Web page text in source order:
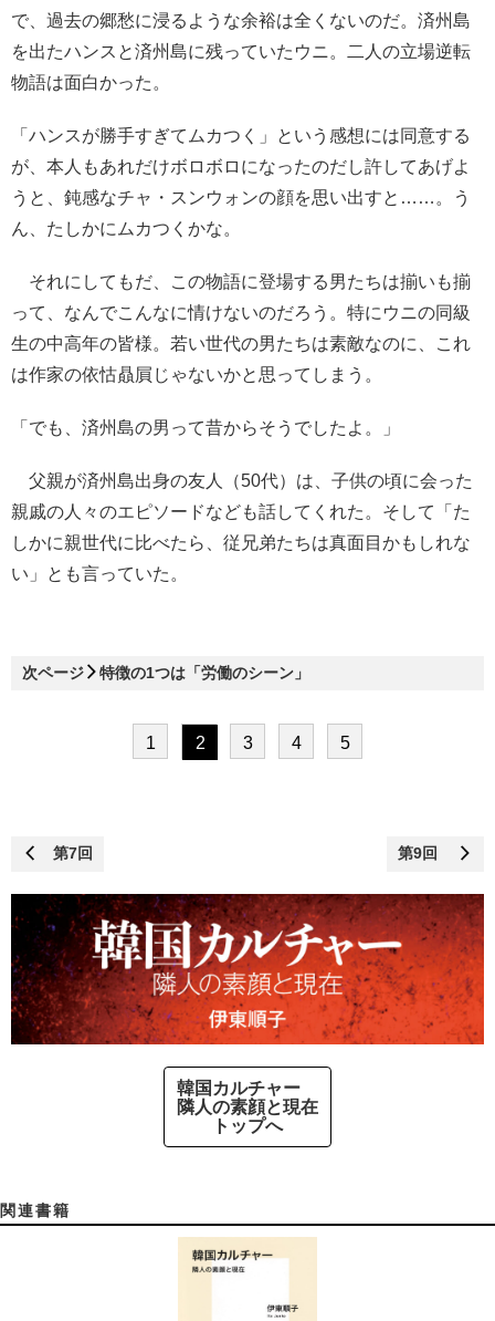
で、過去の郷愁に浸るような余裕は全くないのだ。済州島
を出たハンスと済州島に残っていたウニ。二人の立場逆転
物語は面白かった。
「ハンスが勝手すぎてムカつく」という感想には同意する
が、本人もあれだけボロボロになったのだし許してあげよ
うと、鈍感なチャ・スンウォンの顔を思い出すと……。う
ん、たしかにムカつくかな。
それにしてもだ、この物語に登場する男たちは揃いも揃
って、なんでこんなに情けないのだろう。特にウニの同級
生の中高年の皆様。若い世代の男たちは素敵なのに、これ
は作家の依怙贔屓じゃないかと思ってしまう。
「でも、済州島の男って昔からそうでしたよ。」
父親が済州島出身の友人（50代）は、子供の頃に会った
親戚の人々のエピソードなども話してくれた。そして「た
しかに親世代に比べたら、従兄弟たちは真面目かもしれな
い」とも言っていた。
次ページ 特徴の1つは「労働のシーン」
1 2 3 4 5
第7回 第9回
韓国カルチャー
隣人の素顔と現在
トップへ
関連書籍